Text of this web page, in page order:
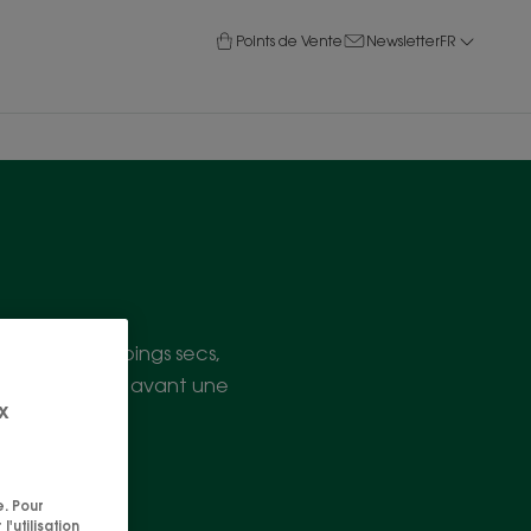
Points de Vente NewsletterFR
de shampoings secs,
du sport ou avant une
Pour